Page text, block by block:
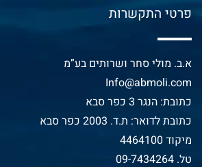
פרטי התקשרות
א.ב. מולי סחר ושרותים בע”מ
Info@abmoli.com
כתובת: הנגר 3 כפר סבא
כתובת לדואר: ת.ד. 2003 כפר סבא
מיקוד 4464100
טל. 09-7434264